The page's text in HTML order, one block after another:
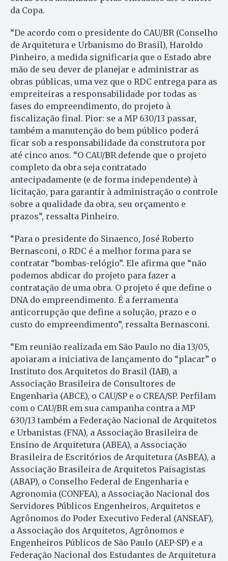
da Copa.
“De acordo com o presidente do CAU/BR (Conselho
de Ar­quitetura e Urbanismo do Brasil), Haroldo
Pinheiro, a medida significaria que o Estado abre
mão de seu dever de planejar e administrar as
obras públicas, uma vez que o RDC entrega para as
empreiteiras a responsabilidade por todas as
fases do empreendimento, do projeto à
fiscalização final. Pior: se a MP 630/13 passar,
também a manutenção do bem público poderá
ficar sob a responsabilidade da construtora por
até cinco anos. “O CAU/BR defende que o projeto
completo da obra seja contratado
antecipadamente (e de forma independente) à
licitação, para garantir à administração o controle
sobre a qualidade da obra, seu orçamento e
prazos”, ressalta Pinheiro.
“Para o presidente do Sinaen­co, José Roberto
Bernasconi, o RDC é a melhor forma para se
contratar “bombas-relógio”. Ele afirma que “não
podemos abdicar do projeto para fazer a
contratação de uma obra. O projeto é que define o
DNA do empreendimento. É a ferramenta
anticorrupção que define a solução, prazo e o
custo do empreendimento”, ressalta Bernasconi.
“Em reunião realizada em São Paulo no dia 13/05,
apoiaram a iniciativa de lançamento do “placar” o
Instituto dos Arquitetos do Brasil (IAB), a
Associação Brasileira de Consultores de
Engenharia (ABCE), o CAU/SP e o CREA/SP. Perfilam
com o CAU/BR em sua campanha contra a MP
630/13 também a Federação Nacional de Arquitetos
e Urbanistas (FNA), a Associação Brasileira de
Ensino de Arquitetura (ABEA), a Associação
Brasileira de Escritórios de Arquitetura (AsBEA), a
Associação Brasileira de Arquitetos Paisagistas
(ABAP), o Conselho Federal de Engenharia e
Agronomia (CONFEA), a Associação Nacional dos
Servidores Públicos Enge­nheiros, Arquitetos e
Agrônomos do Poder Executivo Federal (ANSEAF),
a Associação dos Ar­qui­tetos, Agrônomos e
Engenheiros Públicos de São Paulo (AEP-SP) e a
Federação Nacional dos Estudantes de Arquitetura